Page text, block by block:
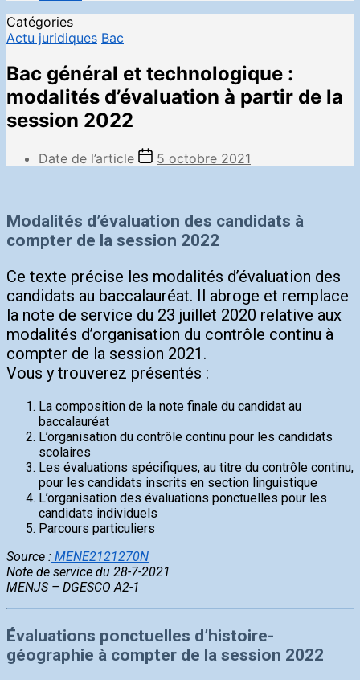
Catégories
Actu juridiques Bac
Bac général et technologique :
modalités d’évaluation à partir de la
session 2022
Date de l’article 5 octobre 2021
Modalités d’évaluation des candidats à
compter de la session 2022
Ce texte précise les modalités d’évaluation des
candidats au baccalauréat. Il abroge et remplace
la note de service du 23 juillet 2020 relative aux
modalités d’organisation du contrôle continu à
compter de la session 2021.
Vous y trouverez présentés :
La composition de la note finale du candidat au
baccalauréat
L’organisation du contrôle continu pour les candidats
scolaires
Les évaluations spécifiques, au titre du contrôle continu,
pour les candidats inscrits en section linguistique
L’organisation des évaluations ponctuelles pour les
candidats individuels
Parcours particuliers
Source : MENE2121270N
Note de service du 28-7-2021
MENJS – DGESCO A2-1
Évaluations ponctuelles d’histoire-
géographie à compter de la session 2022